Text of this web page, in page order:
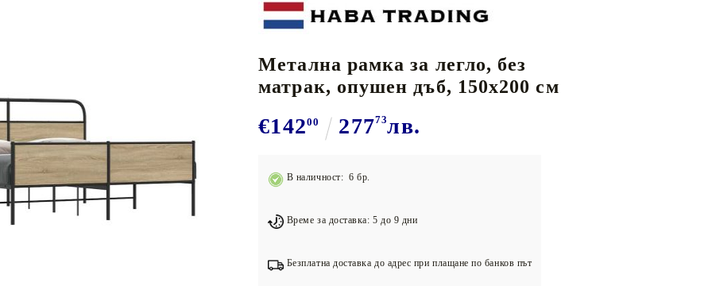
Тренажори за баланс
Подложки за фитнес уреди
Лостове за набиране
Силови кули
Йога и пилатес
Баскетбол
Бейзбол и софтбол
Хокей и лакрос
Основно спортно оборудване
Метална рамка за легло, без
матрак, опушен дъб, 150x200 см
€14200 27773лв.
В наличност: 6 бр.
Време за доставка: 5 до 9 дни
Безплатна доставка до адрес при плащане по банков път